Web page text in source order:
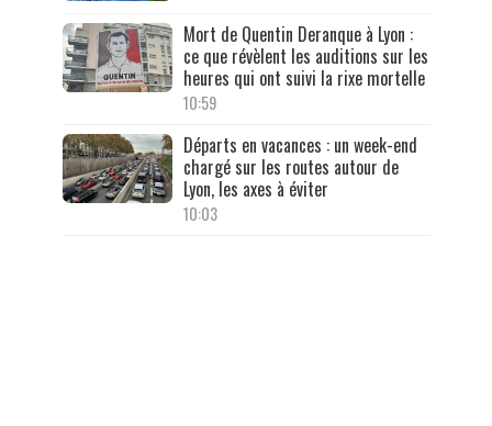
Mort de Quentin Deranque à Lyon :
ce que révèlent les auditions sur les
heures qui ont suivi la rixe mortelle
10:59
Départs en vacances : un week-end
chargé sur les routes autour de
Lyon, les axes à éviter
10:03